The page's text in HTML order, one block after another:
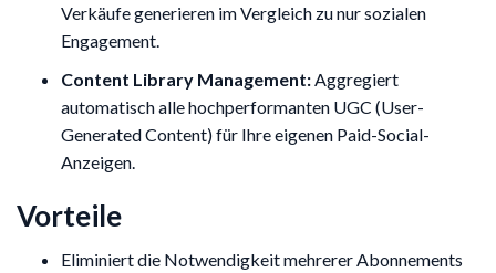
Verkäufe generieren im Vergleich zu nur sozialen
Engagement.
Content Library Management: Aggregiert
automatisch alle hochperformanten UGC (User-
Generated Content) für Ihre eigenen Paid-Social-
Anzeigen.
Vorteile
Eliminiert die Notwendigkeit mehrerer Abonnements